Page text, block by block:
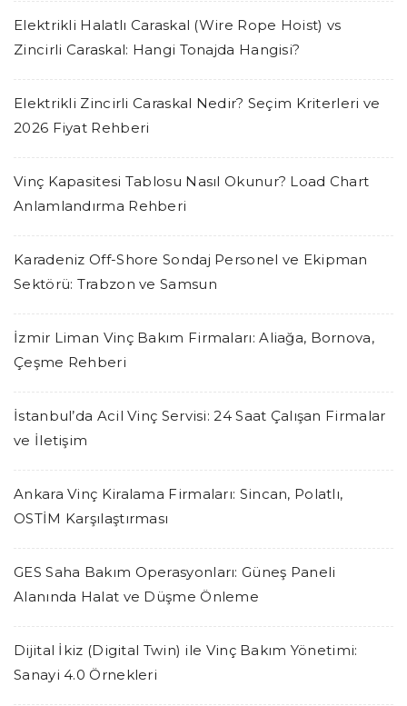
Elektrikli Halatlı Caraskal (Wire Rope Hoist) vs
Zincirli Caraskal: Hangi Tonajda Hangisi?
Elektrikli Zincirli Caraskal Nedir? Seçim Kriterleri ve
2026 Fiyat Rehberi
Vinç Kapasitesi Tablosu Nasıl Okunur? Load Chart
Anlamlandırma Rehberi
Karadeniz Off-Shore Sondaj Personel ve Ekipman
Sektörü: Trabzon ve Samsun
İzmir Liman Vinç Bakım Firmaları: Aliağa, Bornova,
Çeşme Rehberi
İstanbul’da Acil Vinç Servisi: 24 Saat Çalışan Firmalar
ve İletişim
Ankara Vinç Kiralama Firmaları: Sincan, Polatlı,
OSTİM Karşılaştırması
GES Saha Bakım Operasyonları: Güneş Paneli
Alanında Halat ve Düşme Önleme
Dijital İkiz (Digital Twin) ile Vinç Bakım Yönetimi:
Sanayi 4.0 Örnekleri